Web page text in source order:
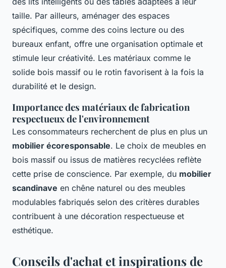
taille. Par ailleurs, aménager des espaces
spécifiques, comme des coins lecture ou des
bureaux enfant, offre une organisation optimale et
stimule leur créativité. Les matériaux comme le
solide bois massif ou le rotin favorisent à la fois la
durabilité et le design.
Importance des matériaux de fabrication
respectueux de l'environnement
Les consommateurs recherchent de plus en plus un
mobilier écoresponsable. Le choix de meubles en
bois massif ou issus de matières recyclées reflète
cette prise de conscience. Par exemple, du mobilier
scandinave en chêne naturel ou des meubles
modulables fabriqués selon des critères durables
contribuent à une décoration respectueuse et
esthétique.
Conseils d'achat et inspirations de